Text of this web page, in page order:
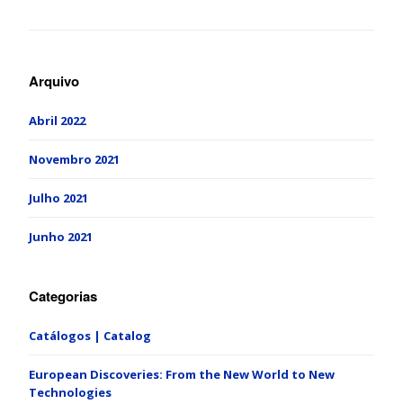
Arquivo
Abril 2022
Novembro 2021
Julho 2021
Junho 2021
Categorias
Catálogos | Catalog
European Discoveries: From the New World to New
Technologies